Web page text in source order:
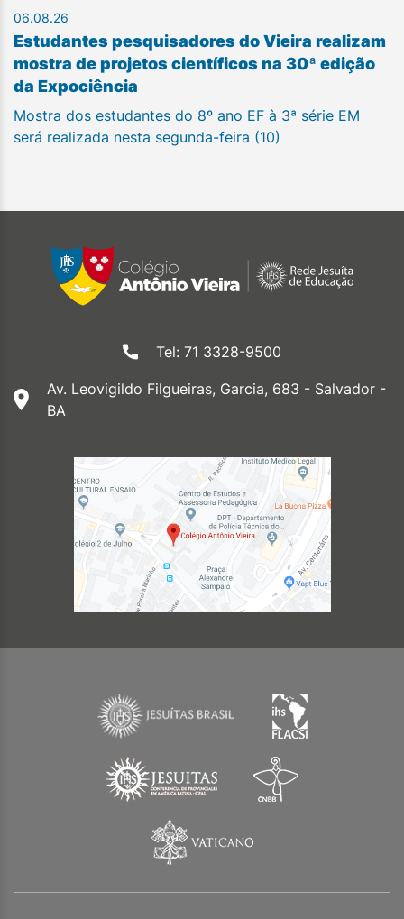
06.08.26
Estudantes pesquisadores do Vieira realizam
mostra de projetos científicos na 30ª edição
da Expociência
Mostra dos estudantes do 8º ano EF à 3ª série EM
será realizada nesta segunda-feira (10)
Tel: 71 3328-9500
Av. Leovigildo Filgueiras, Garcia, 683 - Salvador -
BA